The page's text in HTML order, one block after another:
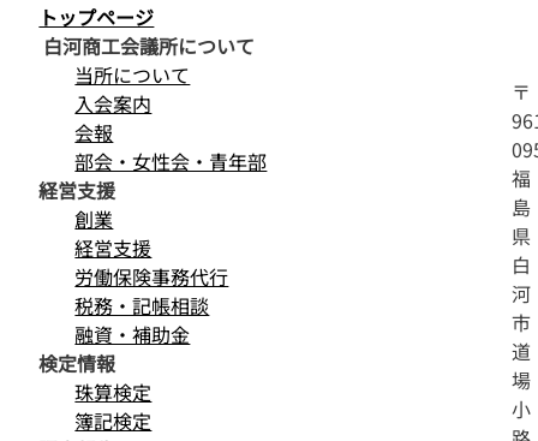
〒
福
島
県
白
河
市
道
場
小
トップページ
白河商工会議所について
当所について
入会案内
会報
部会・女性会・青年部
経営支援
創業
経営支援
労働保険事務代行
税務・記帳相談
融資・補助金
検定情報
珠算検定
簿記検定